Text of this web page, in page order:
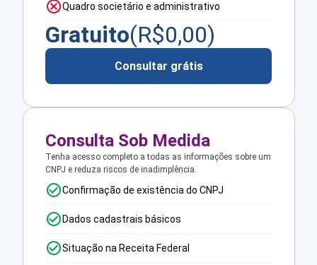
Quadro societário e administrativo
Gratuito(R$0,00)
Consultar grátis
Consulta Sob Medida
Tenha acesso completo a todas as informações sobre um
CNPJ e reduza riscos de inadimplência.
Confirmação de existência do CNPJ
Dados cadastrais básicos
Situação na Receita Federal